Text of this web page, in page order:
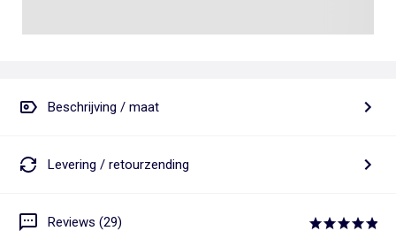
Beschrijving / maat
Levering / retourzending
Reviews (29)